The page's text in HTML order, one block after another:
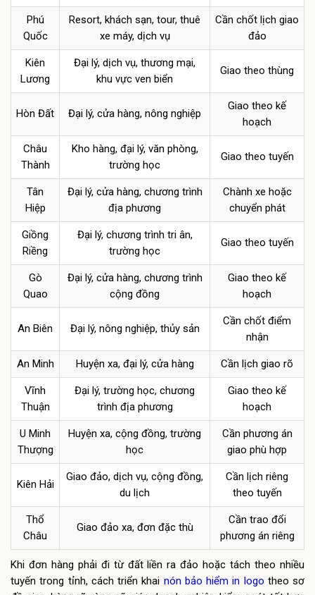
Phú
Quốc
Resort, khách sạn, tour, thuê
xe máy, dịch vụ
Cần chốt lịch giao
đảo
Kiên
Lương
Đại lý, dịch vụ, thương mại,
khu vực ven biển
Giao theo thùng
Hòn Đất Đại lý, cửa hàng, nông nghiệp
Giao theo kế
hoạch
Châu
Thành
Kho hàng, đại lý, văn phòng,
trường học
Giao theo tuyến
Tân
Hiệp
Đại lý, cửa hàng, chương trình
địa phương
Chành xe hoặc
chuyển phát
Giồng
Riềng
Đại lý, chương trình tri ân,
trường học
Giao theo tuyến
Gò
Quao
Đại lý, cửa hàng, chương trình
cộng đồng
Giao theo kế
hoạch
An Biên Đại lý, nông nghiệp, thủy sản
Cần chốt điểm
nhận
An Minh Huyện xa, đại lý, cửa hàng Cần lịch giao rõ
Vĩnh
Thuận
Đại lý, trường học, chương
trình địa phương
Giao theo kế
hoạch
U Minh
Thượng
Huyện xa, cộng đồng, trường
học
Cần phương án
giao phù hợp
Kiên Hải
Giao đảo, dịch vụ, cộng đồng,
du lịch
Cần lịch riêng
theo tuyến
Thổ
Châu
Giao đảo xa, đơn đặc thù
Cần trao đổi
phương án riêng
Khi đơn hàng phải đi từ đất liền ra đảo hoặc tách theo nhiều
tuyến trong tỉnh, cách triển khai nón bảo hiểm in logo theo sơ